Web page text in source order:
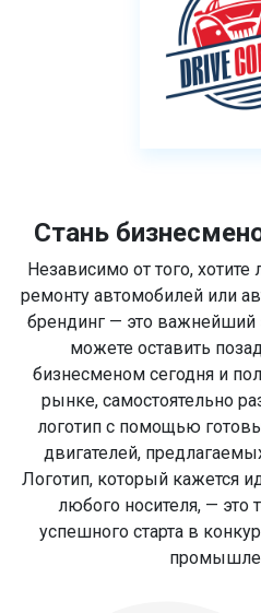
Стань
Независимо от того,
ремонту автомобилей или
брендинг — это
можете оставить
бизнесменом сегодня и
рынке, самостоятельно
логотип с помощью
двигателей,
Логотип, который кажется
любого носителя, — это
успешного старта в